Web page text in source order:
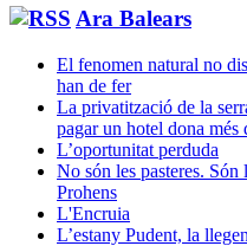
Ara Balears
El fenomen natural no
han de fer
La privatització de la
pagar un hotel dona
L’oportunitat perduda
No són les pasteres.
Prohens
L'Encruia
L’estany Pudent, la